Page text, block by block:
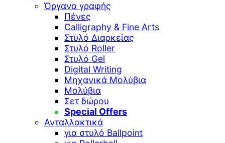
Όργανα γραφής
Πένες
Calligraphy & Fine Arts
Στυλό Διαρκείας
Στυλό Roller
Στυλό Gel
Digital Writing
Μηχανικά Μολύβια
Μολύβια
Σετ δώρου
Special Offers
Ανταλλακτικά
για στυλό Ballpoint